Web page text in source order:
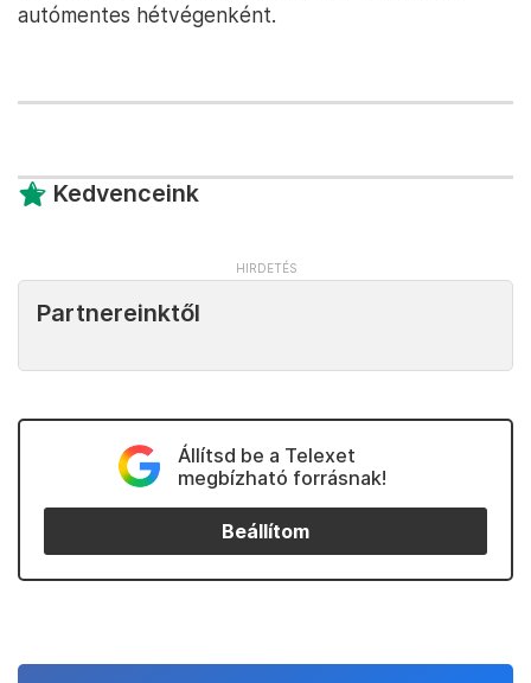
autómentes hétvégenként.
Kedvenceink
Partnereinktől
Állítsd be a Telexet
megbízható forrásnak!
Beállítom